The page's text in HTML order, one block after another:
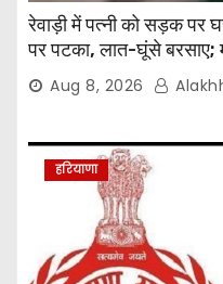
रेवाड़ी में पत्नी को सड़क पर
पर पटका, लात-घूंसे बरसाए;
Aug 8, 2026
हरियाणा